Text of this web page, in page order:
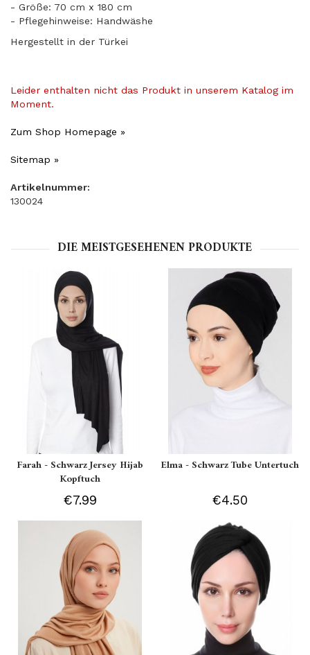
- Größe: 70 cm x 180 cm
- Pflegehinweise: Handwäshe
Hergestellt in der Türkei
Leider enthalten nicht das Produkt in unserem Katalog im
Moment.
Zum Shop Homepage »
Sitemap »
Artikelnummer:
130024
DIE MEISTGESEHENEN PRODUKTE
Farah - Schwarz Jersey Hijab
Kopftuch
€7.99
Elma - Schwarz Tube Untertuch
€4.50